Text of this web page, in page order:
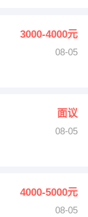
3000-4000元
08-05
面议
08-05
4000-5000元
08-05